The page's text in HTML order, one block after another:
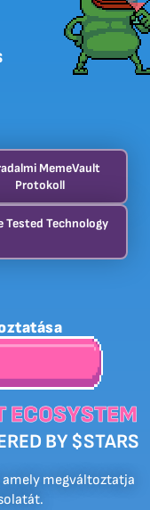
MemeVault
Protokoll
Tested Technology
ECOSYSTEM
BY $STARS
megváltoztatja